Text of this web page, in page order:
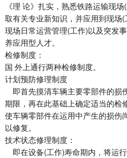
《理 论》扎实，熟悉铁路运输现
取有关专业新知识，并应用到现场
现场日常运营管理(工作)以及突发
养应用型人才。
检修制度：
国 外上通行两种检修制度。
计划预防修理制度
即首先摸清车辆主要零部件的损
期限，再在此基础上确定适当的检
使车辆零部件在运用中产生的损伤
以修复。
技术状态修理制度：
即在设备(工作)寿命期内，将运